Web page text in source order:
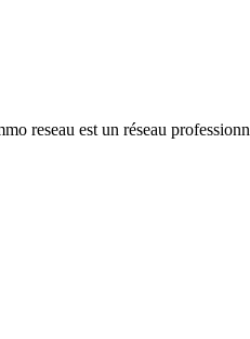
reseau est un réseau